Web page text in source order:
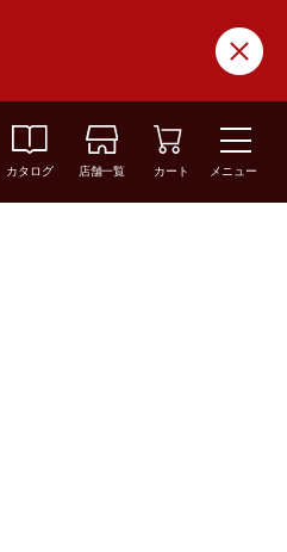
カタログ 店舗一覧 カート メニュー